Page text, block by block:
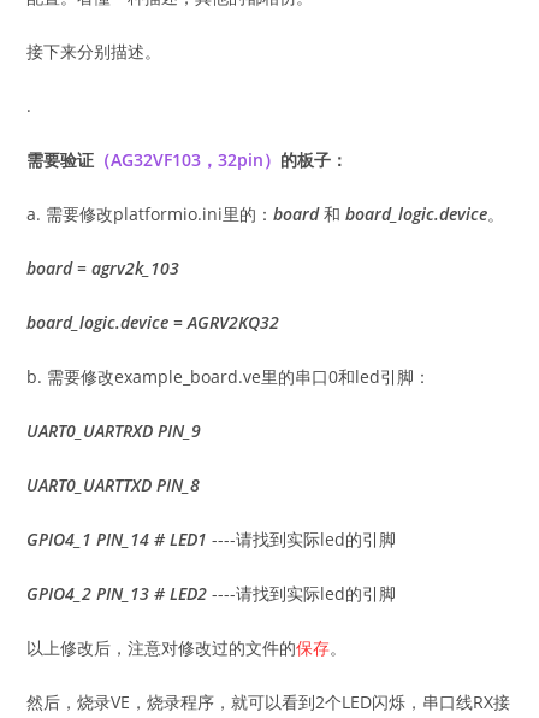
接下来分别描述。
.
需要验证 （AG32VF103，32pin） 的板子：
a. 需要修改platformio.ini里的：board和board_logic.device。
board = agrv2k_103
board_logic.device = AGRV2KQ32
b. 需要修改example_board.ve里的串口0和led引脚：
UART0_UARTRXD PIN_9
UART0_UARTTXD PIN_8
GPIO4_1 PIN_14 # LED1 ----请找到实际led的引脚
GPIO4_2 PIN_13 # LED2 ----请找到实际led的引脚
以上修改后，注意对修改过的文件的保存。
然后，烧录VE，烧录程序，就可以看到2个LED闪烁，串口线RX接